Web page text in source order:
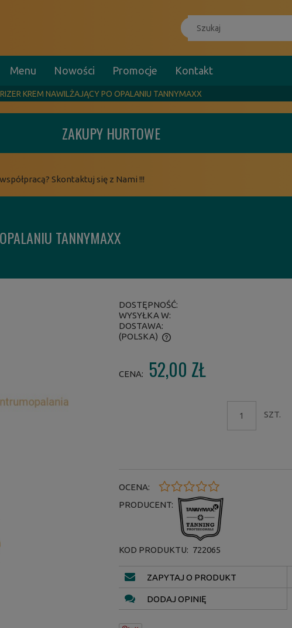
Menu Nowości Promocje Kontakt
KREM NAWILŻAJĄCY PO OPALANIU TANNYMAXX
ZAKUPY HURTOWE
Skontaktuj się z Nami !!!
TANNYMAXX
DOSTĘPNOŚĆ:
WYSYŁKA W:
DOSTAWA:
(POLSKA)
CENA: 52,00 ZŁ
SZT.
OCENA:
PRODUCENT:
KOD PRODUKTU: 722065
ZAPYTAJ O PRODUKT
DODAJ OPINIĘ